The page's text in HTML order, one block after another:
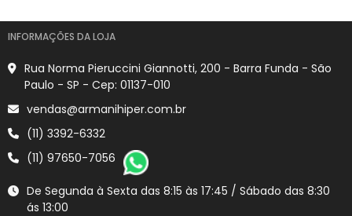
INFORMAÇÕES DA LOJA
Rua Norma Pieruccini Giannotti, 200 - Barra Funda - São
Paulo - SP - Cep: 01137-010
vendas@armanihiper.com.br
(11) 3392-6332
(11) 97650-7056
De Segunda à Sexta das 8:15 às 17:45 / Sábado das 8:30
ás 13:00